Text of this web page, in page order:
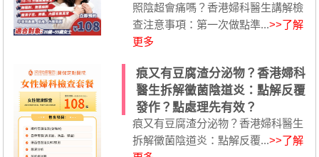
照陰超會痛嗎？香港婦科醫生講解檢
查注意事項：第一次做點準...>>了解
更多
痕又有豆腐渣分泌物？香港婦科
醫生拆解黴菌陰道炎：點解反覆
發作？點處理先有效？
痕又有豆腐渣分泌物？香港婦科醫生
拆解黴菌陰道炎：點解反覆...>>了解